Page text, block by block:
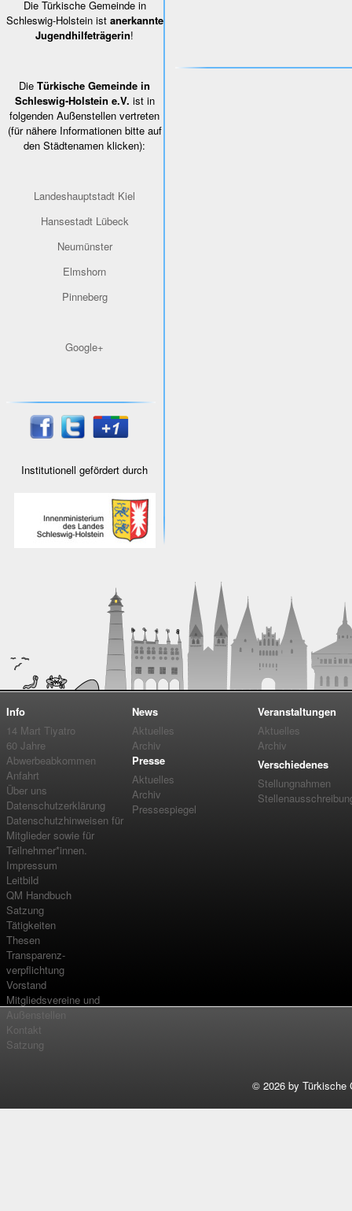
Die Türkische Gemeinde in
Schleswig-Holstein ist anerkannte
Jugendhilfeträgerin!
Die Türkische Gemeinde in
Schleswig-Holstein e.V. ist in
folgenden Außenstellen vertreten
(für nähere Informationen bitte auf
den Städtenamen klicken):
Landeshauptstadt Kiel
Hansestadt Lübeck
Neumünster
Elmshorn
Pinneberg
Google+
Institutionell gefördert durch
Info
14 Mart Tiyatro
60 Jahre
Abwerbeabkommen
Anfahrt
Über uns
Datenschutzerklärung
Datenschutzhinweisen für
Mitglieder sowie für
Teilnehmer*innen.
Impressum
Leitbild
QM Handbuch
Satzung
Tätigkeiten
Thesen
Transparenz-
verpflichtung
Vorstand
Mitgliedsvereine und
Außenstellen
Kontakt
Satzung
News
Aktuelles
Archiv
Presse
Aktuelles
Archiv
Pressespiegel
Veranstaltungen
Aktuelles
Archiv
Verschiedenes
Stellungnahmen
© 2026 by Türkische